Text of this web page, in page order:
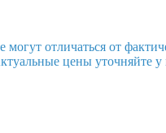
могут отличаться от
цены уточняйте